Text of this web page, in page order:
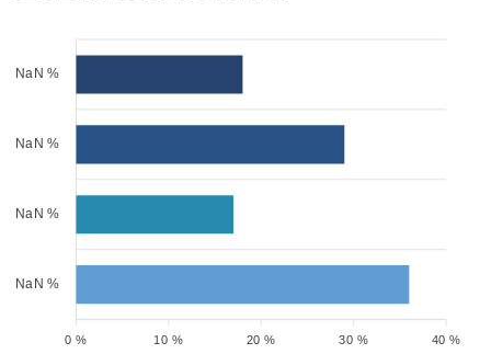
NaN %
NaN %
NaN %
NaN %
40 %
30 %
20 %
10 %
0 %